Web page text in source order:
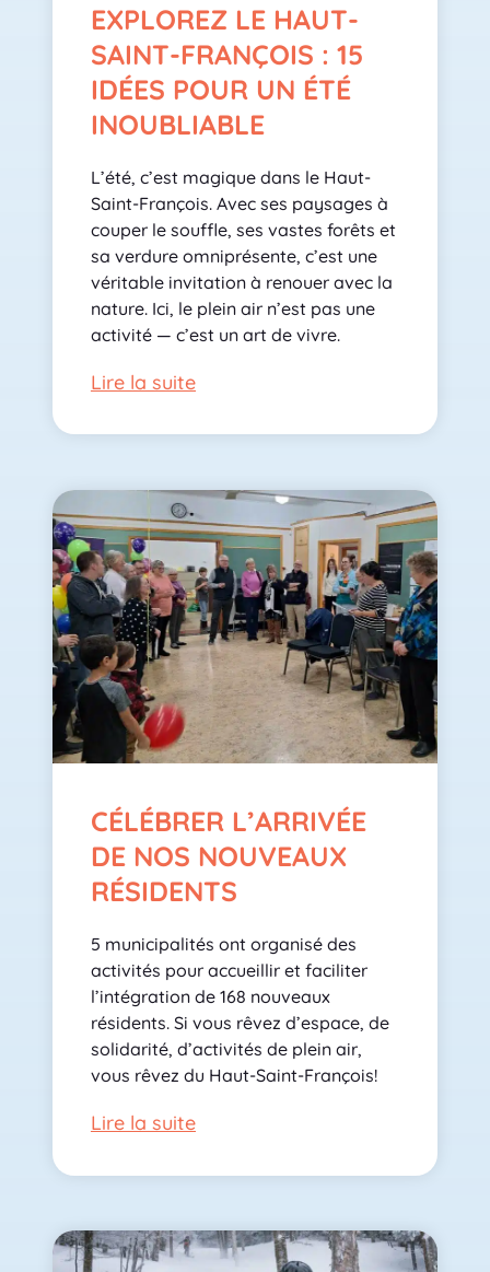
EXPLOREZ LE HAUT-
SAINT-FRANÇOIS : 15
IDÉES POUR UN ÉTÉ
INOUBLIABLE
L’été, c’est magique dans le Haut-
Saint-François. Avec ses paysages à
couper le souffle, ses vastes forêts et
sa verdure omniprésente, c’est une
véritable invitation à renouer avec la
nature. Ici, le plein air n’est pas une
activité — c’est un art de vivre.
Lire la suite
CÉLÉBRER L’ARRIVÉE
DE NOS NOUVEAUX
RÉSIDENTS
5 municipalités ont organisé des
activités pour accueillir et faciliter
l’intégration de 168 nouveaux
résidents. Si vous rêvez d’espace, de
solidarité, d’activités de plein air,
vous rêvez du Haut-Saint-François!
Lire la suite